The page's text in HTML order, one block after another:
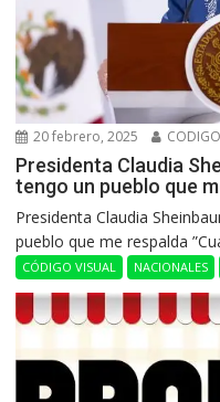
20 febrero, 2025
Presidenta Claudia
tengo un pueblo que
Presidenta Claudia
pueblo que me respalda
CÓDIGO VISUAL NACIONALES